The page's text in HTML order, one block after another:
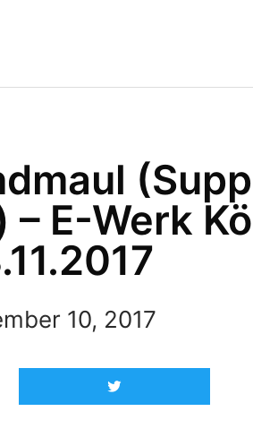
E-Werk
10, 2017